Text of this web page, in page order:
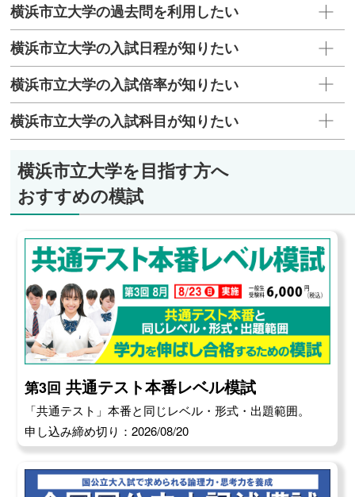
横浜市立大学の過去問を利用したい
横浜市立大学の入試日程が知りたい
横浜市立大学の入試倍率が知りたい
横浜市立大学の入試科目が知りたい
横浜市立大学を目指す方へ
おすすめの模試
第3回 共通テスト本番レベル模試
「共通テスト」本番と同じレベル・形式・出題範囲。
申し込み締め切り：2026/08/20